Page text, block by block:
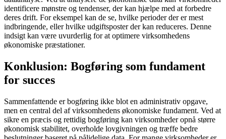
identificere mønstre og tendenser, der kan hjælpe med at forbedre
deres drift. For eksempel kan de se, hvilke perioder der er mest
indbringende, eller hvilke udgiftsposter der kan reduceres. Denne
indsigt kan være uvurderlig for at optimere virksomhedens
økonomiske præstationer.
Konklusion: Bogføring som fundament
for succes
Sammenfattende er bogføring ikke blot en administrativ opgave,
men en central del af virksomhedens økonomiske fundament. Ved at
sikre en præcis og rettidig bogføring kan virksomheder opnå større
økonomisk stabilitet, overholde lovgivningen og træffe bedre